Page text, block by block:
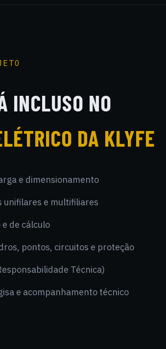
INCLUSO NO
DA KLYFE
e dimensionamento
unifilares e multifiliares
de cálculo
pontos, circuitos e proteção
Técnica)
e acompanhamento técnico